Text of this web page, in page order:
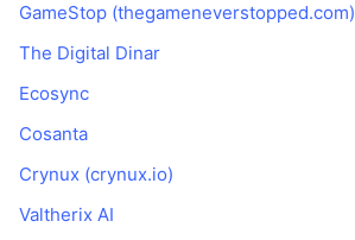
GameStop (thegameneverstopped.com)
The Digital Dinar
Ecosync
Cosanta
Crynux (crynux.io)
Valtherix AI